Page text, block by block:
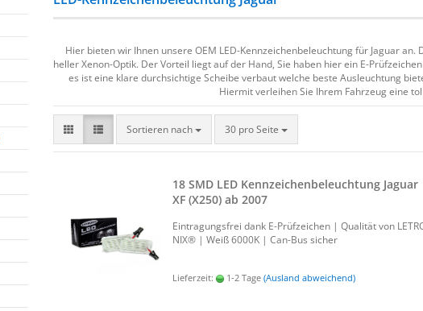
Hier bieten wir Ihnen unsere OEM LED-Kennzeichenbeleuchtung für Jaguar
heller Xenon-Optik. Der Vorteil liegt auf der Hand, Sie haben hier ein E-
es ist eine klare durchsichtige Scheibe verbaut welche beste Ausleuchtung
Hiermit verleihen Sie Ihrem Fahrzeug eine
Sortieren nach 30 pro Seite
18 SMD LED Kenn­zei­chen­be­leuch­tung Ja­gu­ar
XF (X250) ab 2007
Ein­tra­gungs­frei dank E-​Prüfzeichen | Qua­li­tät von
NIX® | Weiß 6000K | Can-​Bus si­cher
Lieferzeit: 1-2 Tage (Ausland abweichend)